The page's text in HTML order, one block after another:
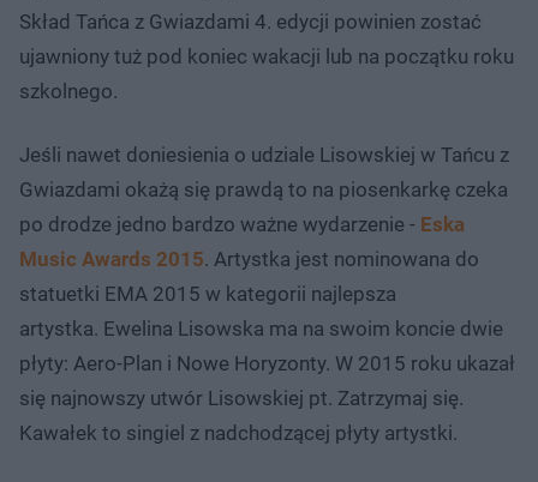
Skład Tańca z Gwiazdami 4. edycji powinien zostać
ujawniony tuż pod koniec wakacji lub na początku roku
szkolnego.
Jeśli nawet doniesienia o udziale Lisowskiej w Tańcu z
Gwiazdami okażą się prawdą to na piosenkarkę czeka
po drodze jedno bardzo ważne wydarzenie - Eska
Music Awards 2015. Artystka jest nominowana do
statuetki EMA 2015 w kategorii najlepsza
artystka. Ewelina Lisowska ma na swoim koncie dwie
płyty: Aero-Plan i Nowe Horyzonty. W 2015 roku ukazał
się najnowszy utwór Lisowskiej pt. Zatrzymaj się.
Kawałek to singiel z nadchodzącej płyty artystki.